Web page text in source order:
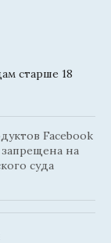
старше 18
Facebook
на
суда